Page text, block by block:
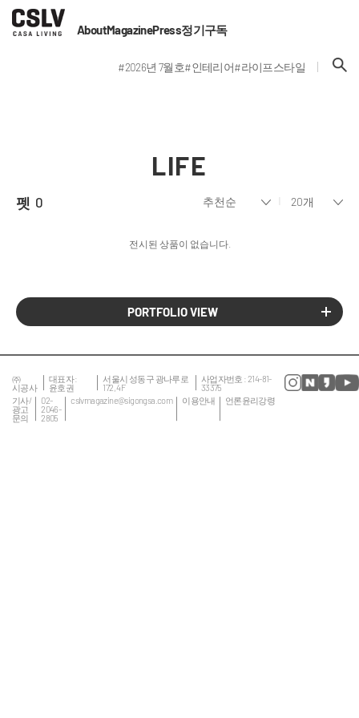
AboutMagazinePress정기구독
#2026년 7월호#인테리어#라이프스타일
LIFE
펫 0
전시된 상품이 없습니다.
PORTFOLIO VIEW
㈜
시공사
대표자 :
윤호권
서울시 성동구 광나루로
172, 4F
사업자번호 : 214-81-
33375
기사/
광고
문의
02-
2046-
2805
cslvmagazine@sigongsa.com 이용안내 언론윤리강령